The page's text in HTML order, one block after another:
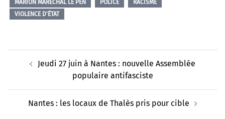
MARION MARÉCHAL LE PEN
POLICE
RACISME
VIOLENCE D'ÉTAT
d’articleJeudi 27 juin à Nantes : nouvelle Assemblée
populaire antifasciste
Nantes : les locaux de Thalès pris pour cible